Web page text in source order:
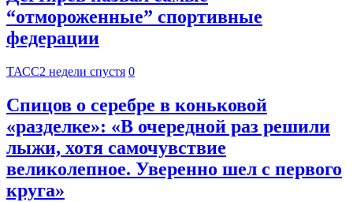
“отмороженные” спортивные
федерации
ТАСС2 недели спустя 0
Спицов о серебре в коньковой
«разделке»: «В очередной раз решили
лыжи, хотя самочувствие
великолепное. Уверенно шел с первого
круга»